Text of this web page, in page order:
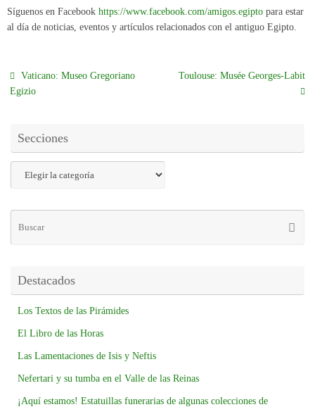
Síguenos en Facebook https://www.facebook.com/amigos.egipto para estar
al día de noticias, eventos y artículos relacionados con el antiguo Egipto.
Vaticano: Museo Gregoriano
Egizio
Toulouse: Musée Georges-Labit
Secciones
Destacados
Los Textos de las Pirámides
El Libro de las Horas
Las Lamentaciones de Isis y Neftis
Nefertari y su tumba en el Valle de las Reinas
¡Aquí estamos! Estatuillas funerarias de algunas colecciones de